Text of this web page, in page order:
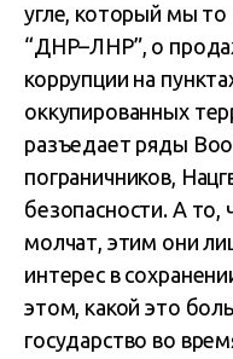
угле, который мы то
“ДНР–ЛНР”, о
коррупции на
оккупированных
разъедает ряды
пограничников,
безопасности. А
молчат, этим они
интерес в
этом, какой это
государство во